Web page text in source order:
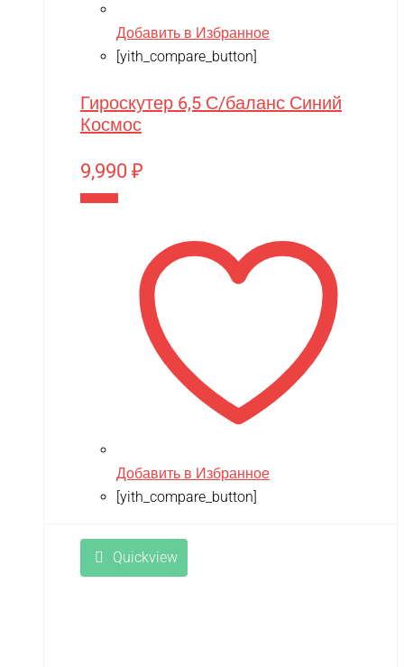
Добавить в Избранное
[yith_compare_button]
Гироскутер 6,5 С/баланс Синий
Космос
9,990 ₽
Добавить в Избранное
[yith_compare_button]
Quickview